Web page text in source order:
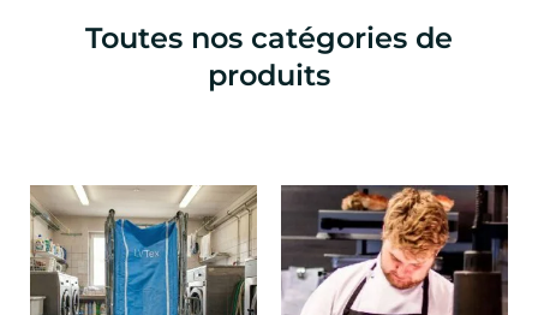
Toutes nos catégories de
produits